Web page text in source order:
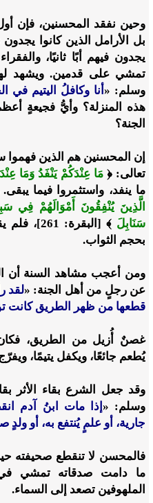
وحين نفقد المحسنين، فإن
بل الأرامل الذين كانوا يجدون
يجدون فيهم أبًا ثانيًا،
تمشي على قدمين. ويشهد
وسلم: «أنا وكافلُ اليتيم في
هذه المنزلة؟ وأيُّ فجيعةٍ
الجنة؟
إن المحسنين هم الذين فهموا
تعالى: ﴿ مَا عِنْدَكُمْ يَنْفَدُ وَمَا
ما ينفد، واستثمروا فيما
الَّذِينَ يُنْفِقُونَ أَمْوَالَهُمْ فِي
سَنَابِلَ
﴾ [البقرة:
بحجم الثواب.
ومن أعجب مشاهد السنة أن
عن رجلٍ من أهل الجنة: «لقد
قطعها من ظهر الطريق كانت
غصنٌ أُزيل من الطريق،
يُطعم جائعًا، ويكفل يتيمًا،
وقد جعل الشرع بقاء الأثر
وسلم: «إذا مات ابنُ آدم
جارية، أو علمٍ يُنتفع به، أو ولدٍ
فالمحسن لا تنقطع صحيفته
ما دامت صدقاته تمشي
الملهوفين تصعد إلى السماء.